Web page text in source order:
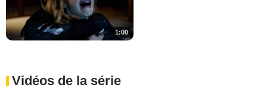
1:00
Vidéos de la série